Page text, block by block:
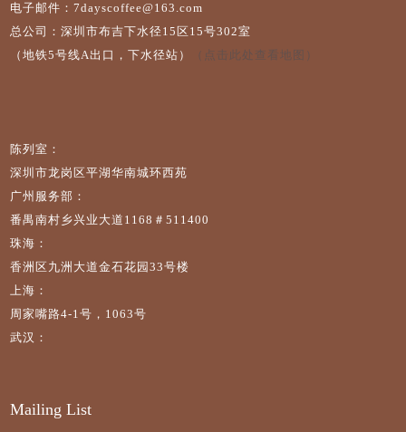
电子邮件：7dayscoffee@163.com
总公司：深圳市布吉下水径15区15号302室
（地铁5号线A出口，下水径站）
（点击此处查看地图）
陈列室：
深圳市龙岗区平湖华南城环西苑
广州服务部：
番禺南村乡兴业大道1168＃511400
珠海：
香洲区九洲大道金石花园33号楼
上海：
周家嘴路4-1号，1063号
武汉：
Mailing List